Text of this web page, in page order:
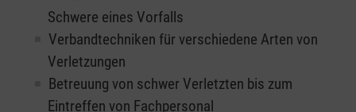
Schwere eines Vorfalls
Verbandtechniken für verschiedene Arten von
Verletzungen
Betreuung von schwer Verletzten bis zum
Eintreffen von Fachpersonal